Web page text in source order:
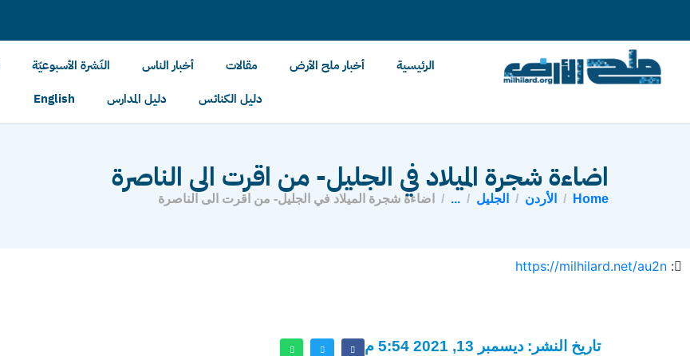
الرئيسية أخبار ملح الأرض مقالات أخبار الناس النّشرة الأسبوعيّة
دليل الكنائس
دليل المدارس English
اضاءة شجرة الميلاد في الجليل- من اقرت الى الناصرة
Home الأردن الجليل ... اضاءة شجرة الميلاد في الجليل- من اقرت الى الناصرة
:
https://milhilard.net/au2n
تاريخ النشر: ديسمبر 13, 2021 5:54 م